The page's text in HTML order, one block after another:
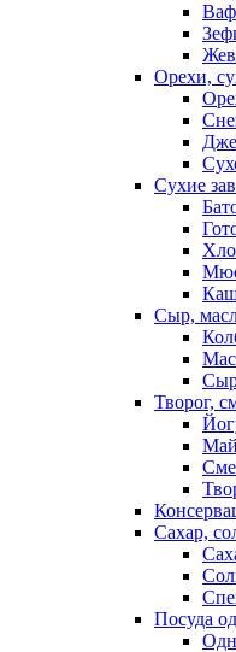
Орехи,
Сухие
Сыр,
Творог,
Сахар,
Посуда